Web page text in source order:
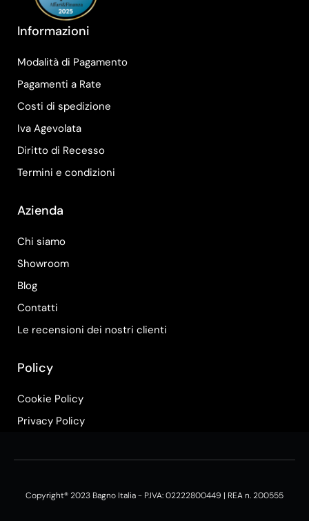
Informazioni
Modalità di Pagamento
Pagamenti a Rate
Costi di spedizione
Iva Agevolata
Diritto di Recesso
Termini e condizioni
Azienda
Chi siamo
Showroom
Blog
Contatti
Le recensioni dei nostri clienti
Policy
Cookie Policy
Privacy Policy
Copyright® 2023 Bagno Italia - P.IVA: 02222800449 | REA n. 200555